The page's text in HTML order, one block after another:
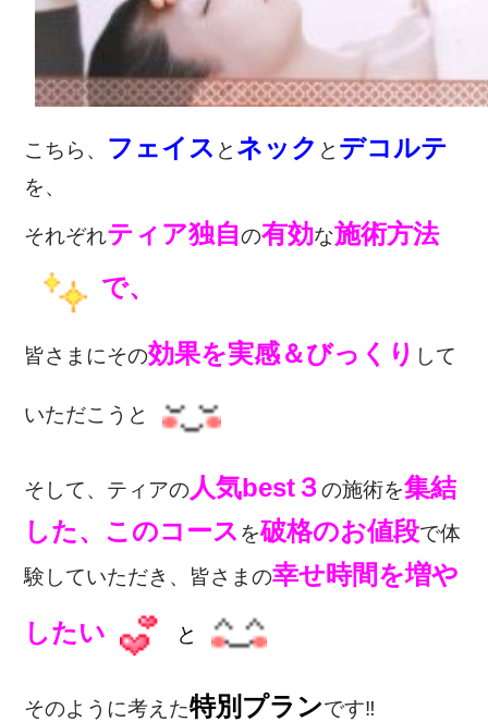
こちら、 フェイス と ネック と デコルテ
を、
それぞれティア独自の有効な施術方法
で、
皆さまにその効果を実感＆びっくり して
いただこうと
そして、ティアの人気best３の施術を集結
した、このコース を破格のお値段で体
験していただき、 皆さまの幸せ時間を増や
したい
と
そのように考えた特別プランです‼